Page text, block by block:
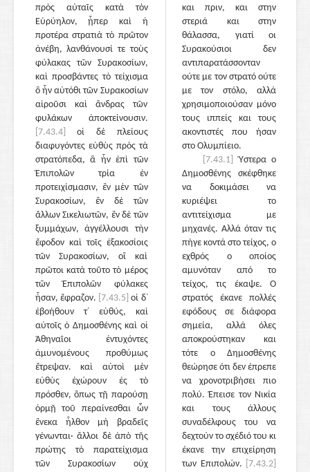
πρὸς αὐταῖς κατὰ τὸν
Εὐρύηλον, ᾗπερ καὶ ἡ
προτέρα στρατιὰ τὸ πρῶτον
ἀνέβη, λανθάνουσί τε τοὺς
φύλακας τῶν Συρακοσίων,
καὶ προσβάντες τὸ τείχισμα
ὃ ἦν αὐτόθι τῶν Συρακοσίων
αἱροῦσι καὶ ἄνδρας τῶν
φυλάκων ἀποκτείνουσιν.
[7.43.4]
οἱ δὲ πλείους
διαφυγόντες εὐθὺς πρὸς τὰ
στρατόπεδα, ἃ ἦν ἐπὶ τῶν
Ἐπιπολῶν τρία ἐν
προτειχίσμασιν, ἓν μὲν τῶν
Συρακοσίων, ἓν δὲ τῶν
ἄλλων Σικελιωτῶν, ἓν δὲ τῶν
ξυμμάχων, ἀγγέλλουσι τὴν
ἔφοδον καὶ τοῖς ἑξακοσίοις
τῶν Συρακοσίων, οἳ καὶ
πρῶτοι κατὰ τοῦτο τὸ μέρος
τῶν Ἐπιπολῶν φύλακες
ἦσαν, ἔφραζον. [7.43.5] οἱ δ᾽
ἐβοήθουν τ᾽ εὐθύς, καὶ
αὐτοῖς ὁ Δημοσθένης καὶ οἱ
Ἀθηναῖοι ἐντυχόντες
ἀμυνομένους προθύμως
ἔτρεψαν. καὶ αὐτοὶ μὲν
εὐθὺς ἐχώρουν ἐς τὸ
πρόσθεν, ὅπως τῇ παρούσῃ
ὁρμῇ τοῦ περαίνεσθαι ὧν
ἕνεκα ἦλθον μὴ βραδεῖς
γένωνται· ἄλλοι δὲ ἀπὸ τῆς
πρώτης τὸ παρατείχισμα
τῶν Συρακοσίων οὐχ
και πριν, και στην
στεριά και στην
θάλασσα, γιατί οι
Συρακούσιοι δεν
αντιπαρατάσσονταν
ούτε με τον στρατό ούτε
με τον στόλο, αλλά
χρησιμοποιούσαν μόνο
τους ιππείς και τους
ακοντιστές που ήσαν
στο Ολυμπίειο.
[7.43.1]Ύστερα ο
Δημοσθένης σκέφθηκε
να δοκιμάσει να
κυριέψει το
αντιτείχισμα με
μηχανές. Αλλά όταν τις
πήγε κοντά στο τείχος, ο
εχθρός ο οποίος
αμυνόταν από το
τείχος, τις έκαψε. Ο
στρατός έκανε πολλές
εφόδους σε διάφορα
σημεία, αλλά όλες
αποκρούστηκαν και
τότε ο Δημοσθένης
θεώρησε ότι δεν έπρεπε
να χρονοτριβήσει πιο
πολύ. Έπεισε τον Νικία
και τους άλλους
συναδέλφους του να
δεχτούν το σχέδιό του κι
έκανε την επιχείρηση
των Επιπολών.
[7.43.2]